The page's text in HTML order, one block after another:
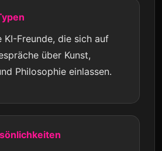
KI-Freunde, die sich auf
über Kunst,
Philosophie einlassen.